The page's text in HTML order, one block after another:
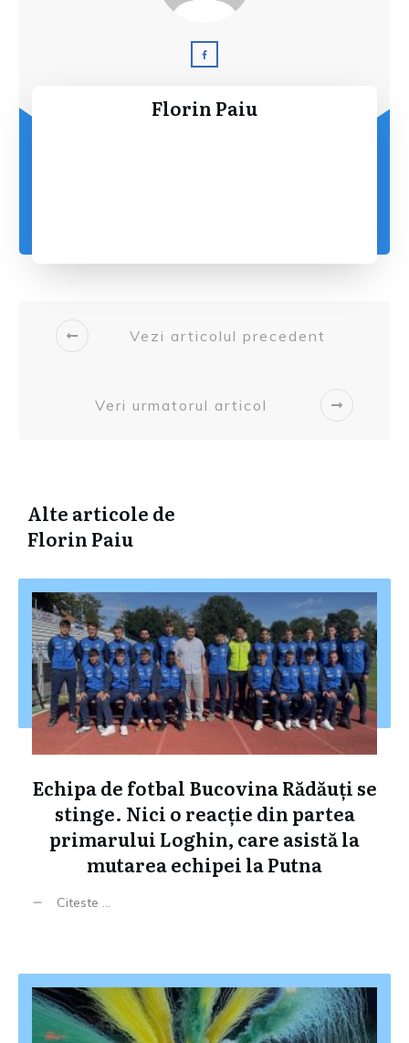
Florin Paiu
Vezi articolul precedent
Veri urmatorul articol
Alte articole de
Florin Paiu
Echipa de fotbal Bucovina Rădăuți se
stinge. Nici o reacție din partea
primarului Loghin, care asistă la
mutarea echipei la Putna
Citeste ...